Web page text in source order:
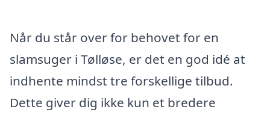
Når du står over for behovet for en
slamsuger i Tølløse, er det en god idé at
indhente mindst tre forskellige tilbud.
Dette giver dig ikke kun et bredere